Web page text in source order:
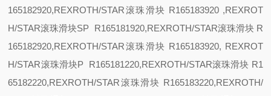
165182920,REXROTH/STAR滚珠滑块 R165183920 ,REXROT
H/STAR滚珠滑块SP R165181920,REXROTH/STAR滚珠滑块 R
165182920,REXROTH/STAR滚珠滑块 R165183920, REXROT
H/STAR滚珠滑块P R165181220,REXROTH/STAR滚珠滑块 R1
65182220,REXROTH/STAR滚珠滑块 R165183220,REXROTH/